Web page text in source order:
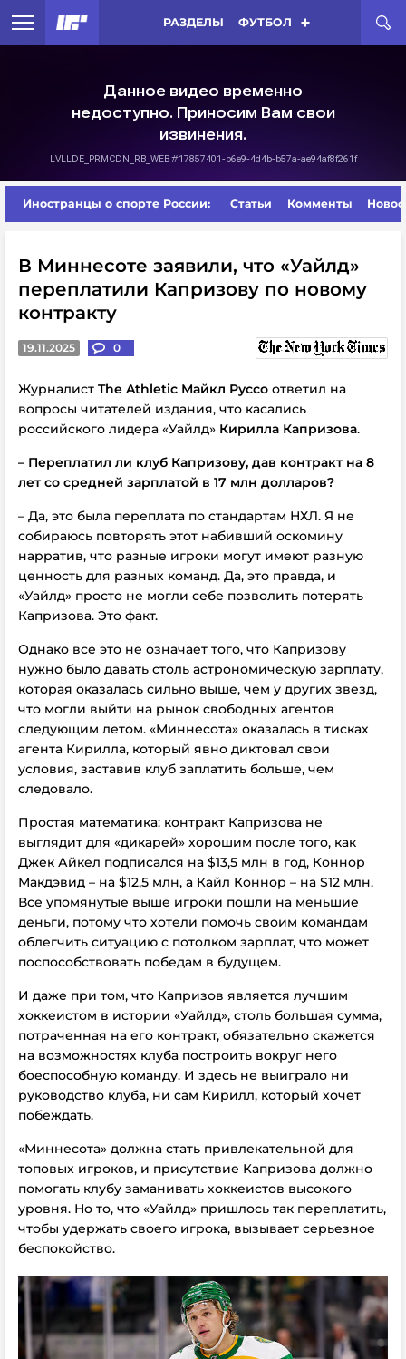
РАЗДЕЛЫ ФУТБОЛ
Иностранцы о спорте России: Статьи Комменты
В Миннесоте заявили, что «Уайлд»
переплатили Капризову по новому
контракту
19.11.2025 0
Журналист The Athletic Майкл Руссо ответил на
вопросы читателей издания, что касались
российского лидера «Уайлд» Кирилла Капризова.
– Переплатил ли клуб Капризову, дав контракт на 8
лет со средней зарплатой в 17 млн долларов?
– Да, это была переплата по стандартам НХЛ. Я не
собираюсь повторять этот набивший оскомину
нарратив, что разные игроки могут имеют разную
ценность для разных команд. Да, это правда, и
«Уайлд» просто не могли себе позволить потерять
Капризова. Это факт.
Однако все это не означает того, что Капризову
нужно было давать столь астрономическую зарплату,
которая оказалась сильно выше, чем у других звезд,
что могли выйти на рынок свободных агентов
следующим летом. «Миннесота» оказалась в тисках
агента Кирилла, который явно диктовал свои
условия, заставив клуб заплатить больше, чем
следовало.
Простая математика: контракт Капризова не
выглядит для «дикарей» хорошим после того, как
Джек Айкел подписался на $13,5 млн в год, Коннор
Макдэвид – на $12,5 млн, а Кайл Коннор – на $12 млн.
Все упомянутые выше игроки пошли на меньшие
деньги, потому что хотели помочь своим командам
облегчить ситуацию с потолком зарплат, что может
поспособствовать победам в будущем.
И даже при том, что Капризов является лучшим
хоккеистом в истории «Уайлд», столь большая сумма,
потраченная на его контракт, обязательно скажется
на возможностях клуба построить вокруг него
боеспособную команду. И здесь не выиграло ни
руководство клуба, ни сам Кирилл, который хочет
побеждать.
«Миннесота» должна стать привлекательной для
топовых игроков, и присутствие Капризова должно
помогать клубу заманивать хоккеистов высокого
уровня. Но то, что «Уайлд» пришлось так переплатить,
чтобы удержать своего игрока, вызывает серьезное
беспокойство.